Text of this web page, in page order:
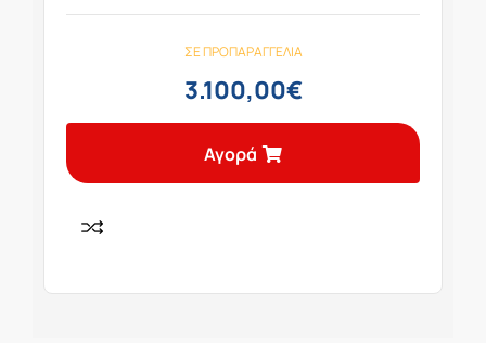
ΣΕ ΠΡΟΠΑΡΑΓΓΕΛΊΑ
3.100,00€
Αγορά